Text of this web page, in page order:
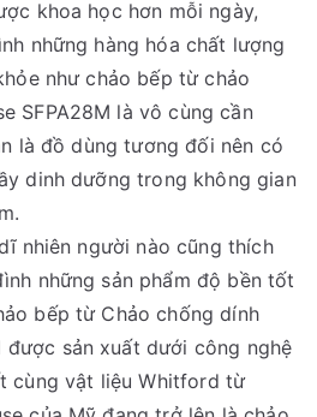
khoa học hơn mỗi ngày,
những hàng hóa chất lượng
như chảo bếp từ chảo
SFPA28M là vô cùng cần
là đồ dùng tương đối nên có
dinh dưỡng trong không gian
nhiên người nào cũng thích
những sản phẩm độ bền tốt
bếp từ Chảo chống dính
được sản xuất dưới công nghệ
cùng vật liệu Whitford từ